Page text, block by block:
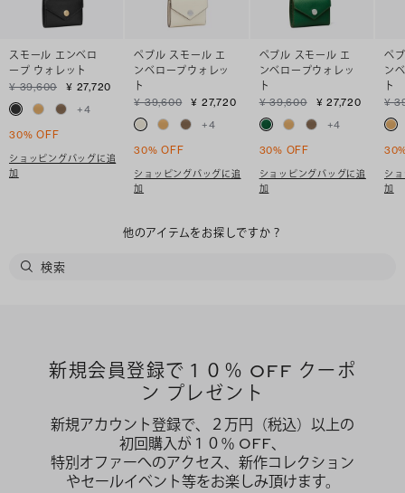
スモール エンベロ
ープ ウォレット
¥ 39,600
¥ 27,720
+4
30% OFF
ショッピングバッグに追
加
ペブル スモール エ
ンベロープウォレッ
ト
¥ 39,600
¥ 27,720
+4
30% OFF
ショッピングバッグに追
加
ペブル スモール エ
ンベロープウォレッ
ト
¥ 39,600
¥ 27,720
+4
30% OFF
ショッピングバッグに追
加
ペ
ン
ト
¥
シ
加
他のアイテムをお探しですか？
新規会員登録で１０％ OFF クーポ
ン プレゼント
新規アカウント登録で、２万円（税込）以上の
初回購入が１０％ OFF、
特別オファーへのアクセス、新作コレクション
やセールイベント等をお楽しみ頂けます。